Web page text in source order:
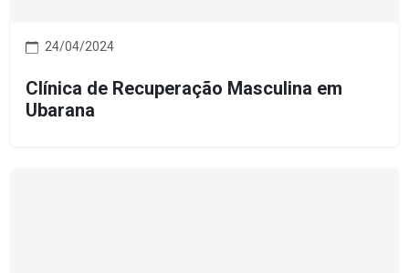
24/04/2024
Clínica de Recuperação Masculina em
Ubarana